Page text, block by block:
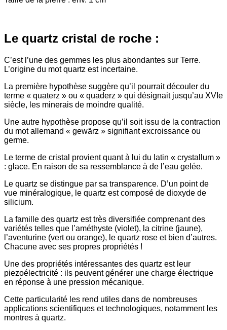
Le quartz cristal de roche :
C’est l’une des gemmes les plus abondantes sur Terre.
L’origine du mot quartz est incertaine.
La première hypothèse suggère qu’il pourrait découler du
terme « quaterz » ou « quaderz » qui désignait jusqu’au XVIe
siècle, les minerais de moindre qualité.
Une autre hypothèse propose qu’il soit issu de la contraction
du mot allemand « gewärz » signifiant excroissance ou
germe.
Le terme de cristal provient quant à lui du latin « crystallum »
: glace. En raison de sa ressemblance à de l’eau gelée.
Le quartz se distingue par sa transparence. D’un point de
vue minéralogique, le quartz est composé de dioxyde de
silicium.
La famille des quartz est très diversifiée comprenant des
variétés telles que l’améthyste (violet), la citrine (jaune),
l’aventurine (vert ou orange), le quartz rose et bien d’autres.
Chacune avec ses propres propriétés !
Une des propriétés intéressantes des quartz est leur
piezoélectricité : ils peuvent générer une charge électrique
en réponse à une pression mécanique.
Cette particularité les rend utiles dans de nombreuses
applications scientifiques et technologiques, notamment les
montres à quartz.